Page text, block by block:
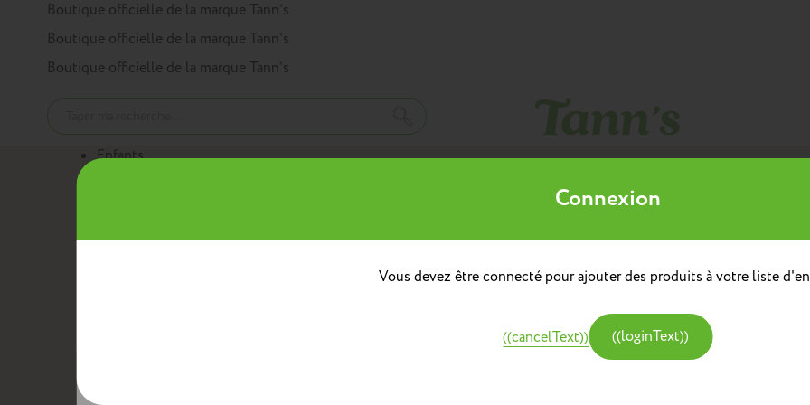
Panneau de gestion des cookies
Boutique officielle de la marque Tann’s
Boutique officielle de la marque Tann’s
Boutique officielle de la marque Tann’s
Enfants
Boîtes à goûterSacs bananesSacs repas avec bandoulièreSacs à dos repas
Collège
Mes listes d'envies
((title))
((label))
Connexion
Vous devez être connecté pour ajouter des produits à votre liste
((cancelText)) ((loginText))